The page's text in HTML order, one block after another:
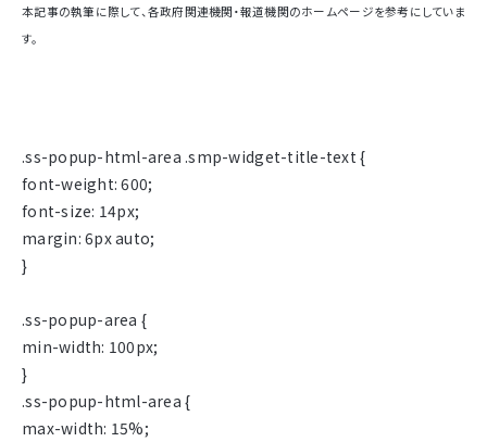
本記事の執筆に際して、各政府関連機関・報道機関のホームページを参考にしていま
す。
.ss-popup-html-area .smp-widget-title-text {
font-weight: 600;
font-size: 14px;
margin: 6px auto;
}
.ss-popup-area {
min-width: 100px;
}
.ss-popup-html-area {
max-width: 15%;